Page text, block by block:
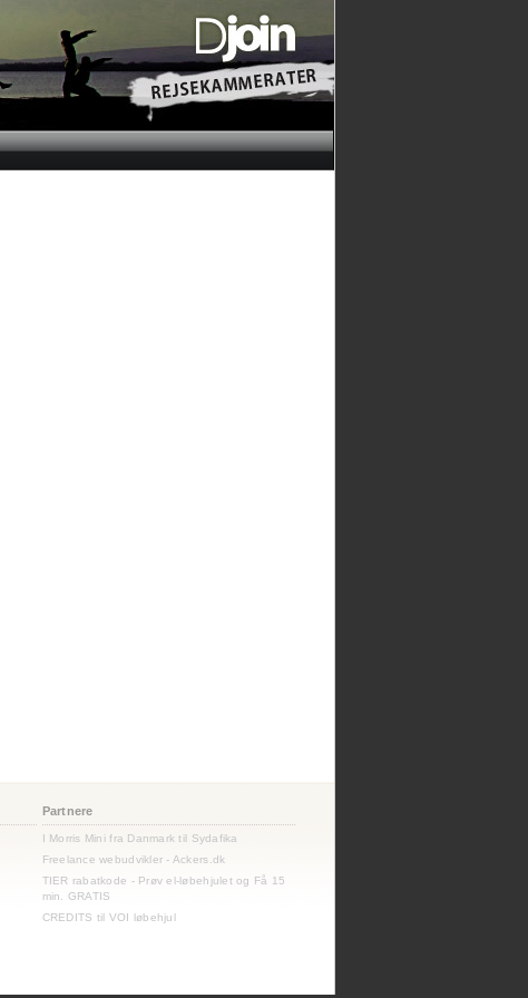
Partnere
I Morris Mini fra Danmark til Sydafika
Freelance webudvikler - Ackers.dk
TIER rabatkode - Prøv el-løbehjulet og Få 15
min. GRATIS
CREDITS til VOI løbehjul